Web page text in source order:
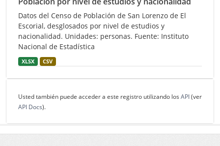
Datos del Censo de Población de San Lorenzo de El
Escorial, desglosados por nivel de estudios y
nacionalidad. Unidades: personas. Fuente: Instituto
Nacional de Estadística
XLSX CSV
Usted también puede acceder a este registro utilizando los API(ver
API Docs).